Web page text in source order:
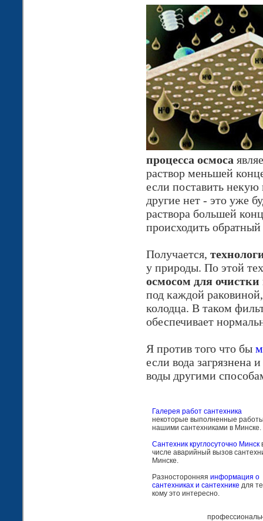
процесса осмоса
раствор меньшей
если поставить некую
другие нет - это уже
раствора большей
происходить
Получается,
у природы. По этой
осмосом для
под каждой
колодца. В таком
обеспечивает
Я против того что бы
если вода загрязнена
воды другими
Галерея работ сантехника
некоторые выполненные
нашими сантехниками в Минске.
Сантехник круглосуточно Минск
числе аварийный вызов
Минске.
Разносторонняя информация о
сантехниках и сантехнике для
кому это интересно.